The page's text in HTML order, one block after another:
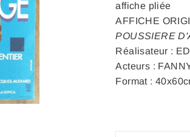
affiche pliée
AFFICHE
POUSSIERE
Réalisateur :
Acteurs :
Format :